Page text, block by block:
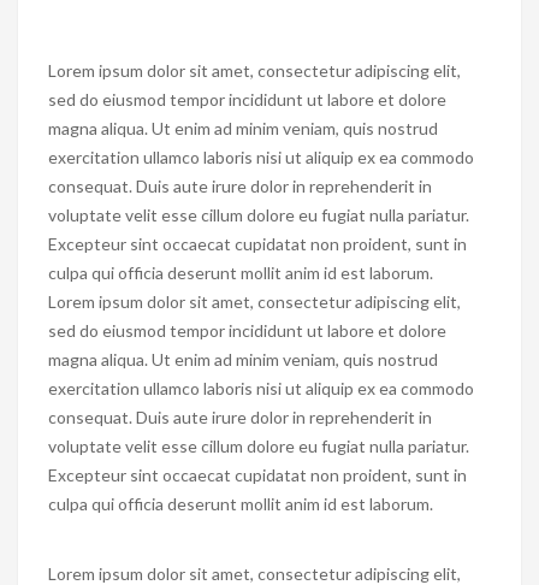
Lorem ipsum dolor sit amet, consectetur adipiscing elit,
sed do eiusmod tempor incididunt ut labore et dolore
magna aliqua. Ut enim ad minim veniam, quis nostrud
exercitation ullamco laboris nisi ut aliquip ex ea commodo
consequat. Duis aute irure dolor in reprehenderit in
voluptate velit esse cillum dolore eu fugiat nulla pariatur.
Excepteur sint occaecat cupidatat non proident, sunt in
culpa qui officia deserunt mollit anim id est laborum.
Lorem ipsum dolor sit amet, consectetur adipiscing elit,
sed do eiusmod tempor incididunt ut labore et dolore
magna aliqua. Ut enim ad minim veniam, quis nostrud
exercitation ullamco laboris nisi ut aliquip ex ea commodo
consequat. Duis aute irure dolor in reprehenderit in
voluptate velit esse cillum dolore eu fugiat nulla pariatur.
Excepteur sint occaecat cupidatat non proident, sunt in
culpa qui officia deserunt mollit anim id est laborum.
Lorem ipsum dolor sit amet, consectetur adipiscing elit,